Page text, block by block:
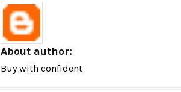
About author:
Buy with confident